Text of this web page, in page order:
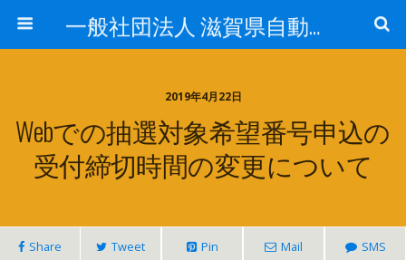
一般社団法人 滋賀県自動車整備振興会
2019年4月22日
Webでの抽選対象希望番号申込の
受付締切時間の変更について
Share Tweet Pin Mail SMS